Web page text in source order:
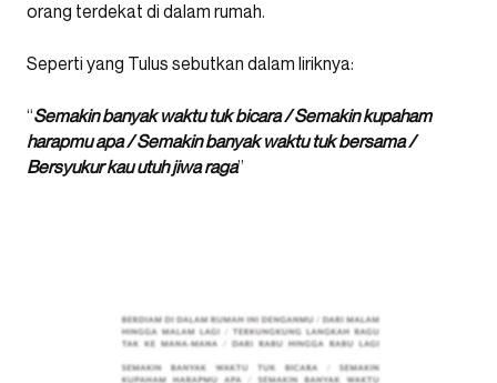
orang terdekat di dalam rumah.
Seperti yang Tulus sebutkan dalam liriknya:
“Semakin banyak waktu tuk bicara / Semakin kupaham
harapmu apa / Semakin banyak waktu tuk bersama /
Bersyukur kau utuh jiwa raga”